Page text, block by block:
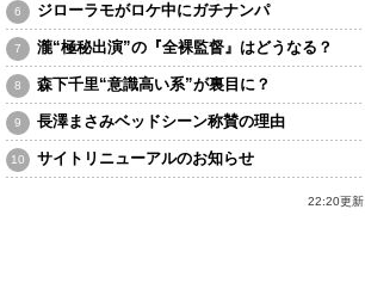
ジローラモがロケ中にガチナンパ
瀧“極秘出演”の『全裸監督』はどうなる？
森下千里“意識高い系”が裏目に？
長澤まさみベッドシーン称賛の理由
サイトリニューアルのお知らせ
22:20更新